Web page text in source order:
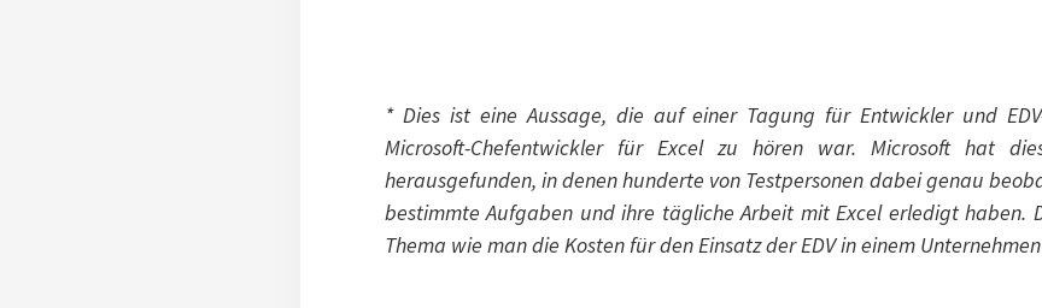
* Dies ist eine Aussage, die auf einer Tagung für Entwickler und
Microsoft-Chefentwickler für Excel zu hören war. Microsoft hat
herausgefunden, in denen hunderte von Testpersonen dabei genau
bestimmte Aufgaben und ihre tägliche Arbeit mit Excel erledigt haben.
Thema wie man die Kosten für den Einsatz der EDV in einem